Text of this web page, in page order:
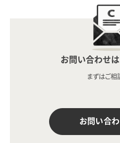
お問い合わせ
まずはご相
お問い合